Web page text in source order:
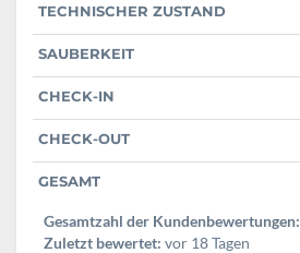
TECHNISCHER ZUSTAND
SAUBERKEIT
CHECK-IN
CHECK-OUT
GESAMT
Gesamtzahl der Kundenbewertungen:
Zuletzt bewertet: vor 18 Tagen